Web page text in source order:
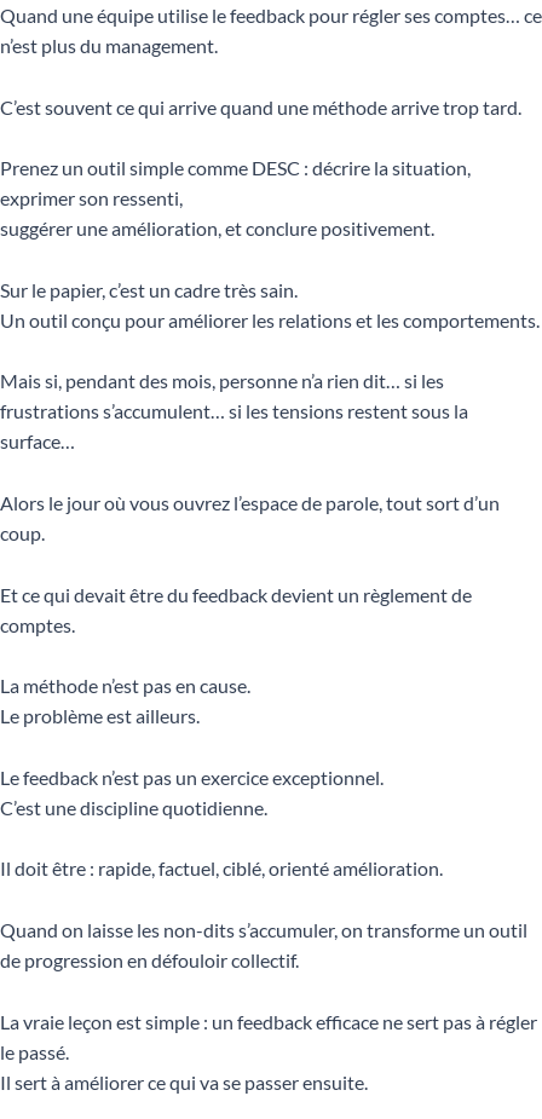
Quand une équipe utilise le feedback pour régler ses comptes… ce
n’est plus du management.
C’est souvent ce qui arrive quand une méthode arrive trop tard.
Prenez un outil simple comme DESC : décrire la situation,
exprimer son ressenti,
suggérer une amélioration, et conclure positivement.
Sur le papier, c’est un cadre très sain.
Un outil conçu pour améliorer les relations et les comportements.
Mais si, pendant des mois, personne n’a rien dit… si les
frustrations s’accumulent… si les tensions restent sous la
surface…
Alors le jour où vous ouvrez l’espace de parole, tout sort d’un
coup.
Et ce qui devait être du feedback devient un règlement de
comptes.
La méthode n’est pas en cause.
Le problème est ailleurs.
Le feedback n’est pas un exercice exceptionnel.
C’est une discipline quotidienne.
Il doit être : rapide, factuel, ciblé, orienté amélioration.
Quand on laisse les non-dits s’accumuler, on transforme un outil
de progression en défouloir collectif.
La vraie leçon est simple : un feedback efficace ne sert pas à régler
le passé.
Il sert à améliorer ce qui va se passer ensuite.